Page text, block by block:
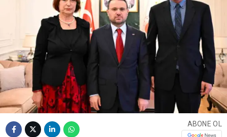
ABONE OL